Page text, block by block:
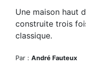
Une maison haut
construite trois
classique.
Par : André Fauteux